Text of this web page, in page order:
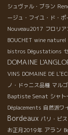
シュヴァル・ブラン
ージュ・フイユ・ド・
Nouveau2017 フロリ
BOUCHET wine naturel
bistros Dégustations
DOMAINE
VINS DOMAINE DE
ノ・ドゥニス品種 マル
Baptiste Senat シャト
Déplacements 自然派ワ
Bordeaux パリ・ビ
お正月2019年 アラン